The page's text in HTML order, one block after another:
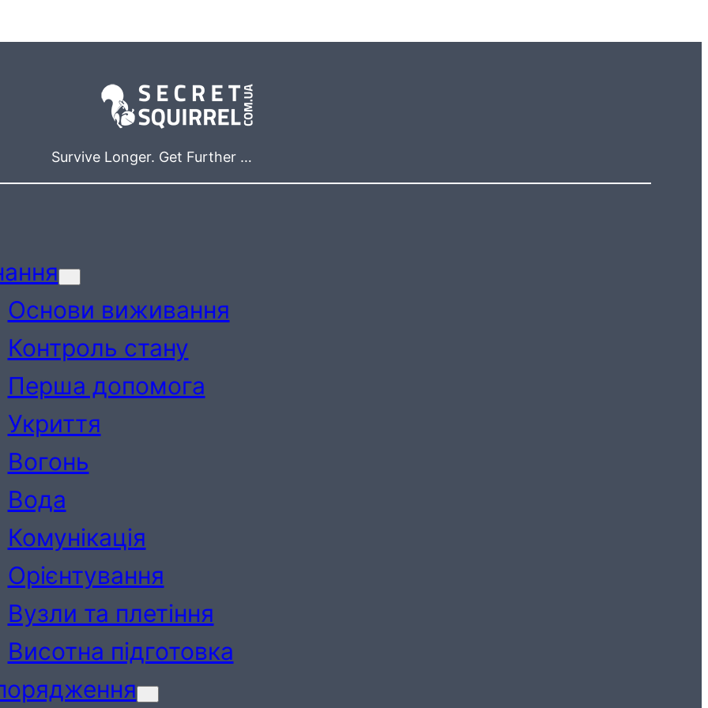
Survive Longer. Get Further …
Основи виживання
Контроль стану
Перша допомога
Укриття
Вогонь
Вода
Комунікація
Орієнтування
Вузли та плетіння
Висотна підготовка